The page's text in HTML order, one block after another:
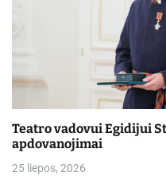
Teatro vadovui Egidijui
apdovanojimai
25 liepos, 2026